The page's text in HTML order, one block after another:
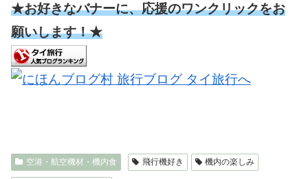
★お好きなバナーに、応援のワンクリックをお
願いします！★
空港・航空機材・機内食 飛行機好き 機内の楽しみ